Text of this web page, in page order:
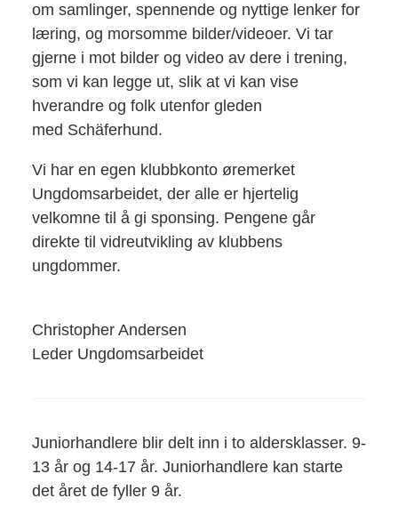
om samlinger, spennende og nyttige lenker for
læring, og morsomme bilder/videoer. Vi tar
gjerne i mot bilder og video av dere i trening,
som vi kan legge ut, slik at vi kan vise
hverandre og folk utenfor gleden
med Schäferhund.
Vi har en egen klubbkonto øremerket
Ungdomsarbeidet, der alle er hjertelig
velkomne til å gi sponsing. Pengene går
direkte til vidreutvikling av klubbens
ungdommer.
Christopher Andersen
Leder Ungdomsarbeidet
Juniorhandlere blir delt inn i to aldersklasser. 9-
13 år og 14-17 år. Juniorhandlere kan starte
det året de fyller 9 år.